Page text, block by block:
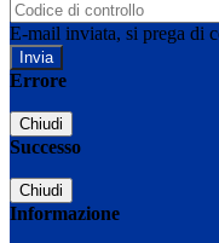
E-mail inviata, si prega di
Errore
Chiudi
Successo
Chiudi
Informazione